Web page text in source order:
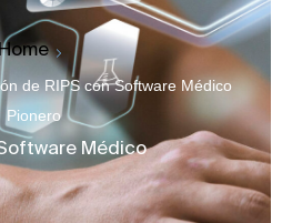
de RIPS con Software Médico
Pionero
Médico